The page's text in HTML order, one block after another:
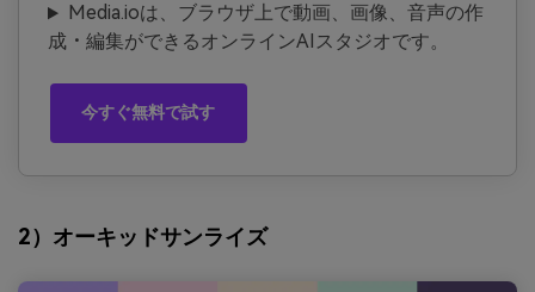
Media.ioは、ブラウザ上で動画、画像、音声の作
成・編集ができるオンラインAIスタジオです。
今すぐ無料で試す
2）オーキッドサンライズ